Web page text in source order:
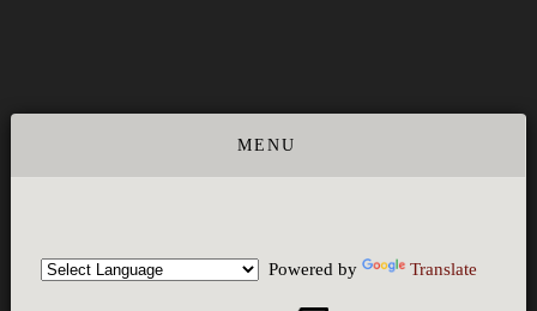
Powered by Translate